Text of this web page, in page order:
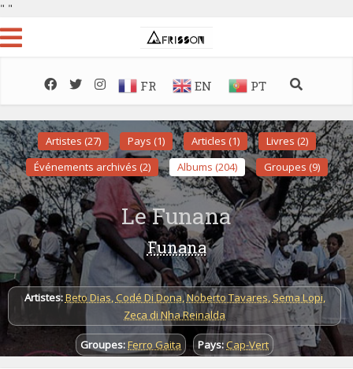
" "
FR EN PT
Artistes (27) Pays (1) Articles (1)
Livres (2)
Événements archivés (2)
Albums (204) Groupes (9)
Le Funana
Funana
Artistes:Beto Dias,Codé Di Dona,Noberto Tavares, Sema Lopi,
Zeca di Nha Reinalda
Groupes:Ferro Gaita Pays:Cap-Vert